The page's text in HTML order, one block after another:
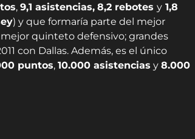
, 9,1 asistencias, 8,2 rebotes y 1,8
) y que formaría parte del mejor
quinteto defensivo; grandes
con Dallas. Además, es el único
puntos, 10.000 asistencias y 8.000